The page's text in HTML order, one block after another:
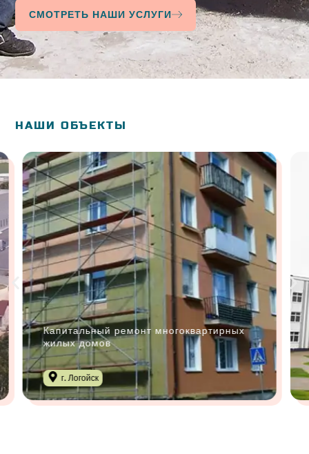
СМОТРЕТЬ НАШИ УСЛУГИ
НАШИ ОБЪЕКТЫ
Малярные работы ▷ покраска стен в
детском саду
аг. Колодищи, Минский район